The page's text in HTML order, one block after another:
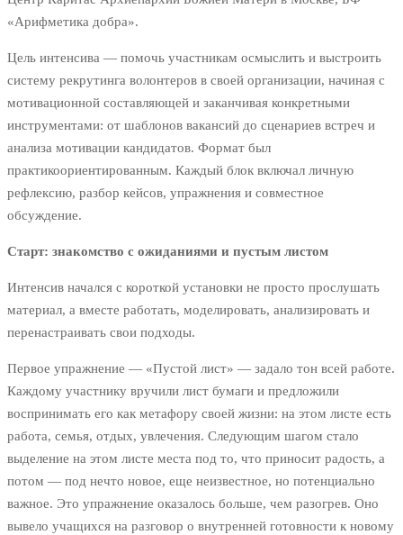
«Арифметика добра».
Цель интенсива — помочь участникам осмыслить и выстроить
систему рекрутинга волонтеров в своей организации, начиная с
мотивационной составляющей и заканчивая конкретными
инструментами: от шаблонов вакансий до сценариев встреч и
анализа мотивации кандидатов. Формат был
практикоориентированным. Каждый блок включал личную
рефлексию, разбор кейсов, упражнения и совместное
обсуждение.
Старт: знакомство с ожиданиями и пустым листом
Интенсив начался с короткой установки не просто прослушать
материал, а вместе работать, моделировать, анализировать и
перенастраивать свои подходы.
Первое упражнение — «Пустой лист» — задало тон всей работе.
Каждому участнику вручили лист бумаги и предложили
воспринимать его как метафору своей жизни: на этом листе есть
работа, семья, отдых, увлечения. Следующим шагом стало
выделение на этом листе места под то, что приносит радость, а
потом — под нечто новое, еще неизвестное, но потенциально
важное. Это упражнение оказалось больше, чем разогрев. Оно
вывело учащихся на разговор о внутренней готовности к новому